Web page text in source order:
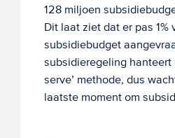
128 miljoen
Dit laat ziet dat er pas 1%
subsidiebudget
subsidieregeling hanteert
serve’ methode, dus
laatste moment om